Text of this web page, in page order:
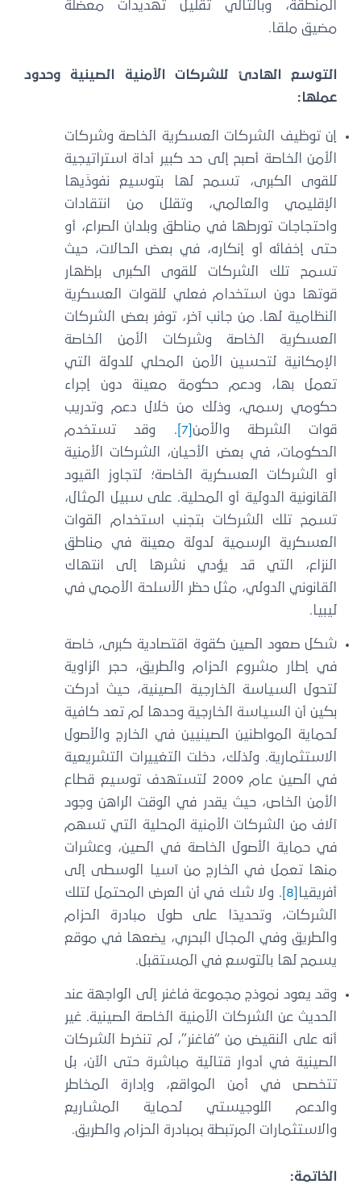
المنطقة، وبالتالي تقليل تهديدات معضلة
مضيق ملقا.
التوسع الهادئ للشركات الأمنية الصينية وحدود
عملها:
إن توظيف الشركات العسكرية الخاصة وشركات
الأمن الخاصة أصبح إلى حد كبير أداة استراتيجية
للقوى الكبرى، تسمح لها بتوسيع نفوذَيها
الإقليمي والعالمي، وتقلل من انتقادات
واحتجاجات تورطها في مناطق وبلدان الصراع، أو
حتى إخفائه أو إنكاره، في بعض الحالات، حيث
تسمح تلك الشركات للقوى الكبرى بإظهار
قوتها دون استخدام فعلي للقوات العسكرية
النظامية لها. من جانب آخر، توفر بعض الشركات
العسكرية الخاصة وشركات الأمن الخاصة
الإمكانية لتحسين الأمن المحلي للدولة التي
تعمل بها، ودعم حكومة معينة دون إجراء
حكومي رسمي، وذلك من خلال دعم وتدريب
قوات الشرطة والأمن
. وقد تستخدم
الحكومات، في بعض الأحيان، الشركات الأمنية
أو الشركات العسكرية الخاصة؛ لتجاوز القيود
القانونية الدولية أو المحلية. على سبيل المثال،
تسمح تلك الشركات بتجنب استخدام القوات
العسكرية الرسمية لدولة معينة في مناطق
النزاع، التي قد يؤدي نشرها إلى انتهاك
القانوني الدولي، مثل حظر الأسلحة الأممي في
ليبيا.
شكل صعود الصين كقوة اقتصادية كبرى، خاصة
في إطار مشروع الحزام والطريق، حجر الزاوية
لتحول السياسة الخارجية الصينية، حيث أدركت
بكين أن السياسة الخارجية وحدها لم تعد كافية
لحماية المواطنين الصينيين في الخارج والأصول
الاستثمارية. ولذلك، دخلت التغييرات التشريعية
في الصين عام 2009 لتستهدف توسيع قطاع
الأمن الخاص، حيث يقدر في الوقت الراهن وجود
آلاف من الشركات الأمنية المحلية التي تسهم
في حماية الأصول الخاصة في الصين، وعشرات
منها تعمل في الخارج من آسيا الوسطى إلى
أفريقيا
. ولا شك في أن العرض المحتمل لتلك
الشركات، وتحديدًا على طول مبادرة الحزام
والطريق وفي المجال البحري، يضعها في موقع
يسمح لها بالتوسع في المستقبل.
وقد يعود نموذج مجموعة فاغنر إلى الواجهة عند
الحديث عن الشركات الأمنية الخاصة الصينية. غير
أنه على النقيض من “فاغنر”، لم تنخرط الشركات
الصينية في أدوار قتالية مباشرة حتى الآن، بل
تتخصص في أمن المواقع، وإدارة المخاطر
والدعم اللوجيستي لحماية المشاريع
والاستثمارات المرتبطة بمبادرة الحزام والطريق.
الخاتمة: